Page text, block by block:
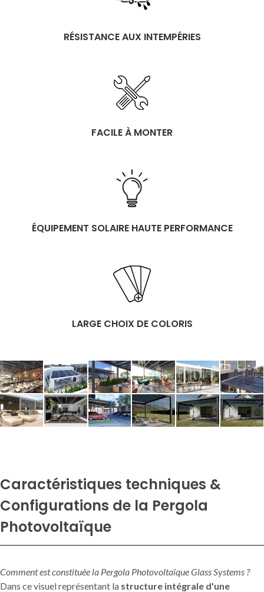
RÉSISTANCE AUX INTEMPÉRIES
FACILE À MONTER
ÉQUIPEMENT SOLAIRE HAUTE PERFORMANCE
LARGE CHOIX DE COLORIS
Caractéristiques techniques &
Configurations de la Pergola
Photovoltaïque
Comment est constituée la Pergola Photovoltaïque Glass Systems ?
Dans ce visuel représentant la structure intégrale d'une